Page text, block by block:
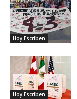
Hoy Escriben
Hoy Escriben